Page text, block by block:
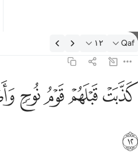
تفسیر: Qaf ۱۲:۵۰
Qaf ۱۲
كذبت قبلهم قوم نوح واصحاب الرس
كَذَّبَتْ قَبْلَهُمْ قَوْمُ نُوحٍۢ وَأَصْحَـٰبُ
ﲫﲬﲭﲮ
ﲲ